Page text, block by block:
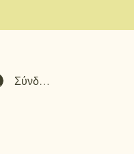
Σύνδεση